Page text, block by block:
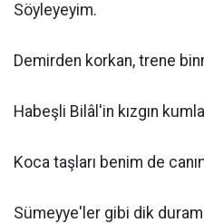
Söyleyeyim.
Demirden korkan, trene
Habeşli Bilâl'in kızgın
Koca taşları benim de
Sümeyye'ler gibi dik